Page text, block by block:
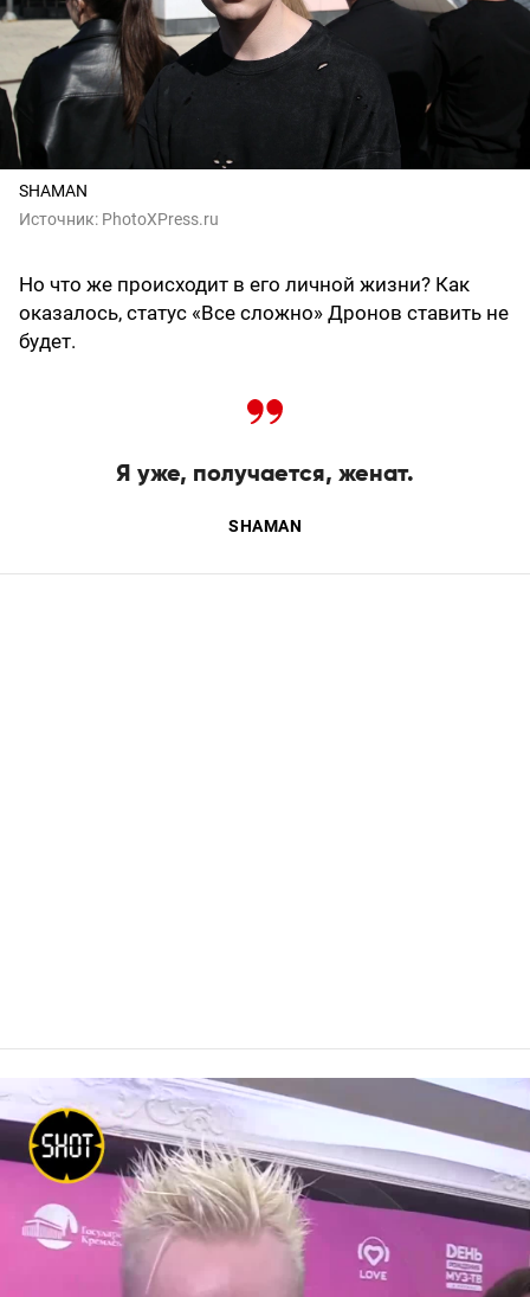
SHAMAN
Источник: PhotoXPress.ru
Но что же происходит в его личной жизни? Как
оказалось, статус «Все сложно» Дронов ставить не
будет.
Я уже, получается, женат.
SHAMAN